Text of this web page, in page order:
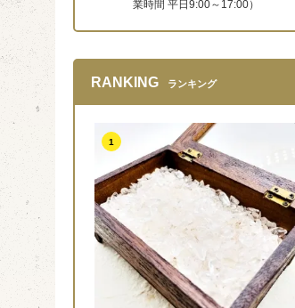
業時間 平日9:00～17:00）
RANKING ランキング
1